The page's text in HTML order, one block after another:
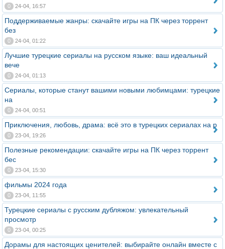
0 24-04, 16:57
Поддерживаемые жанры: скачайте игры на ПК через торрент
без
0 24-04, 01:22
Лучшие турецкие сериалы на русском языке: ваш идеальный
вече
0 24-04, 01:13
Сериалы, которые станут вашими новыми любимцами: турецкие
на
0 24-04, 00:51
Приключения, любовь, драма: всё это в турецких сериалах на р
0 23-04, 19:26
Полезные рекомендации: скачайте игры на ПК через торрент
бес
0 23-04, 15:30
фильмы 2024 года
0 23-04, 11:55
Турецкие сериалы с русским дубляжом: увлекательный
просмотр
0 23-04, 00:25
Дорамы для настоящих ценителей: выбирайте онлайн вместе с